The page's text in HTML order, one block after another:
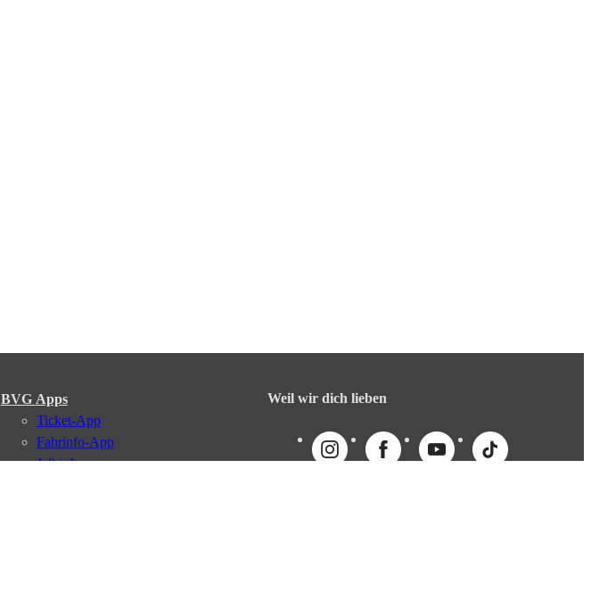
BVG Apps
Ticket-App
Fahrinfo-App
Jelbi-App
Weil wir dich lieben